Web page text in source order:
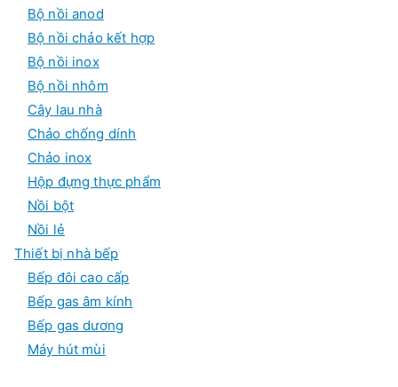
Bộ nồi anod
Bộ nồi chảo kết hợp
Bộ nồi inox
Bộ nồi nhôm
Cây lau nhà
Chảo chống dính
Chảo inox
Hộp đựng thực phẩm
Nồi bột
Nồi lẻ
Thiết bị nhà bếp
Bếp đôi cao cấp
Bếp gas âm kính
Bếp gas dương
Máy hút mùi